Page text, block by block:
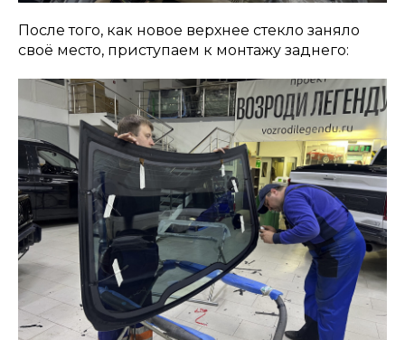
После того, как новое верхнее стекло заняло
своё место, приступаем к монтажу заднего: